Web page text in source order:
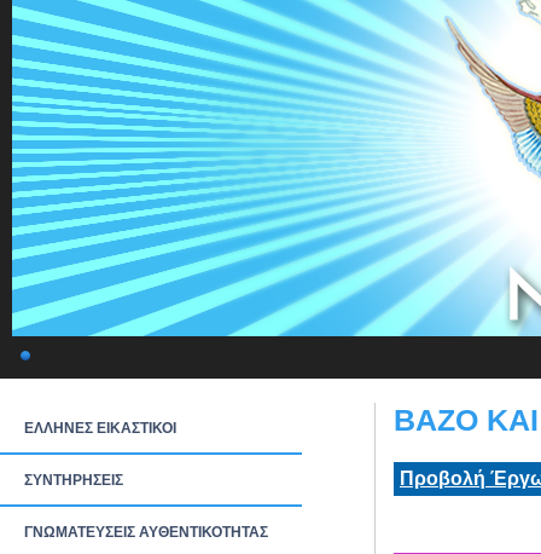
ΕΛΛΗΝΕΣ ΕΙΚΑΣΤΙΚΟΙ
ΣΥΝΤΗΡΗΣΕΙΣ
ΓΝΩΜΑΤΕΥΣΕΙΣ ΑΥΘΕΝΤΙΚΟΤΗΤΑΣ
ΒΑΖΟ
Προβολή